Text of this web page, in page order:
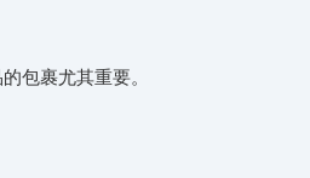
包裹尤其重要。